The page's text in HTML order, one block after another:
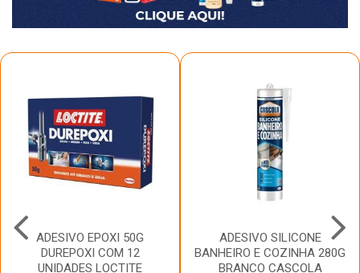
ADESIVO EPOXI 50G
DUREPOXI COM 12
UNIDADES LOCTITE
ADESIVO SILICONE
BANHEIRO E COZINHA 280G
BRANCO CASCOLA